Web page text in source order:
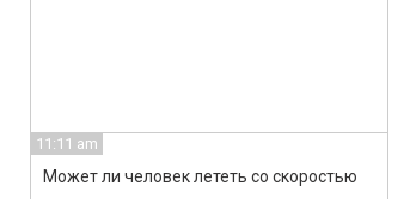
11:11 am
Может ли человек лететь со скоростью